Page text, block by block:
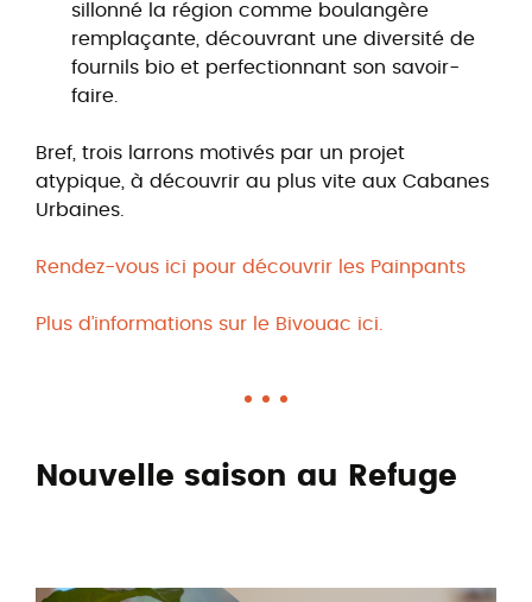
sillonné la région comme boulangère
remplaçante, découvrant une diversité de
fournils bio et perfectionnant son savoir-
faire.
Bref, trois larrons motivés par un projet
atypique, à découvrir au plus vite aux Cabanes
Urbaines.
Rendez-vous ici pour découvrir les Painpants
Plus d’informations sur le Bivouac ici.
Nouvelle saison au Refuge